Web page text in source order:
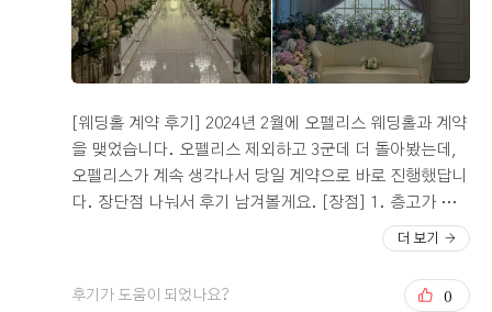
아쉬웠습니다. 연회장 자체는 두 곳으로 나누어져있어서
손님이 많으면 두 곳 다 운영한다고 해서 자리는 넉넉해보
여서 맘이 편해졌습니다. 하객분들도 제가 시식한 것처럼
에요. 한 줄 요약: 한식이 아주 맛도리인 곳! 눈이 탁 트이
는 연회장! 뷰 맛집.
[웨딩홀 계약 후기] 2024년 2월에 오펠리스 웨딩홀과 계약
을 맺었습니다. 오펠리스 제외하고 3군데 더 돌아봤는데,
오펠리스가 계속 생각나서 당일 계약으로 바로 진행했답니
다. 장단점 나눠서 후기 남겨볼게요. [장점] 1. 층고가 높
고 뷰가 좋아요. 층고가 높아서 웨딩홀이 시원시원한 느낌
이 많이 듭니다. 20층에 위치해서 북한산을 바라볼 수 있는
뷰도 너무 좋습니다. (결혼식 날 날이 맑으면 너무 좋을 것
더 보기
후기가 도움이 되었나요? 0